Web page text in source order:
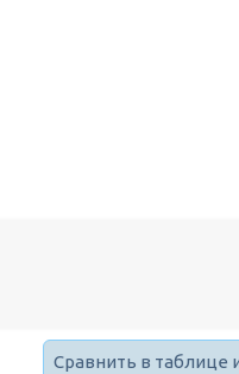
Сравнить в таблице